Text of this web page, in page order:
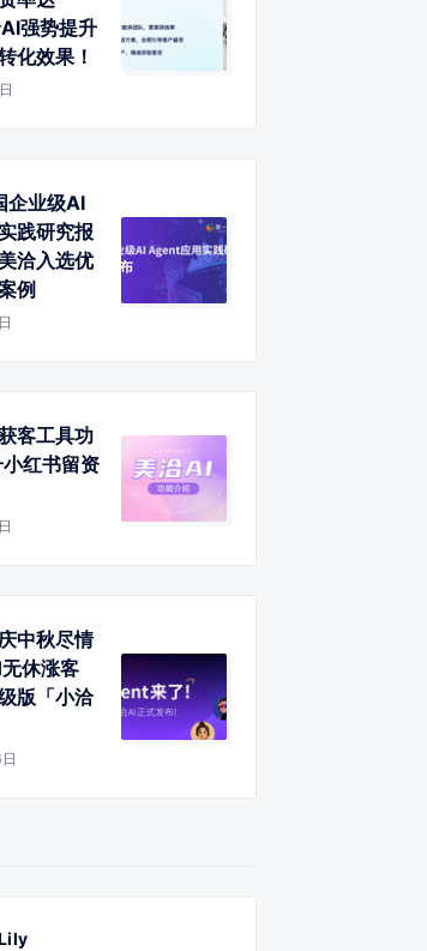
强势提升
化效果！
企业级AI
践研究报
洽入选优
例
客工具功
红书留资
中秋尽情
休涨客
版「小洽